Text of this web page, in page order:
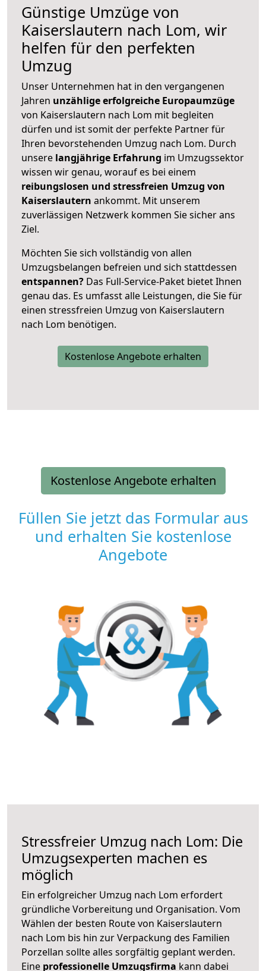
Günstige Umzüge von
Kaiserslautern nach Lom, wir
helfen für den perfekten
Umzug
Unser Unternehmen hat in den vergangenen
Jahren unzählige erfolgreiche Europaumzüge
von Kaiserslautern nach Lom mit begleiten
dürfen und ist somit der perfekte Partner für
Ihren bevorstehenden Umzug nach Lom. Durch
unsere langjährige Erfahrung im Umzugssektor
wissen wir genau, worauf es bei einem
reibungslosen und stressfreien Umzug von
Kaiserslautern ankommt. Mit unserem
zuverlässigen Netzwerk kommen Sie sicher ans
Ziel.
Möchten Sie sich vollständig von allen
Umzugsbelangen befreien und sich stattdessen
entspannen? Das Full-Service-Paket bietet Ihnen
genau das. Es umfasst alle Leistungen, die Sie für
einen stressfreien Umzug von Kaiserslautern
nach Lom benötigen.
Kostenlose Angebote erhalten
Kostenlose Angebote erhalten
Füllen Sie jetzt das Formular aus
und erhalten Sie kostenlose
Angebote
Stressfreier Umzug nach Lom: Die
Umzugsexperten machen es
möglich
Ein erfolgreicher Umzug nach Lom erfordert
gründliche Vorbereitung und Organisation. Vom
Wählen der besten Route von Kaiserslautern
nach Lom bis hin zur Verpackung des Familien
Porzellan sollte alles sorgfältig geplant werden.
Eine professionelle Umzugsfirma kann dabei